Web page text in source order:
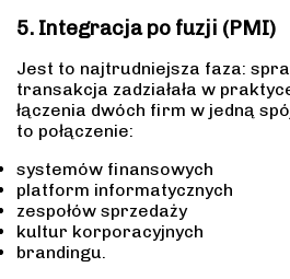
5. Integracja po fuzji (PMI)
Jest to najtrudniejsza faza:
transakcja zadziałała w
łączenia dwóch firm w jedną
to połączenie:
systemów finansowych
platform informatycznych
zespołów sprzedaży
kultur korporacyjnych
brandingu.